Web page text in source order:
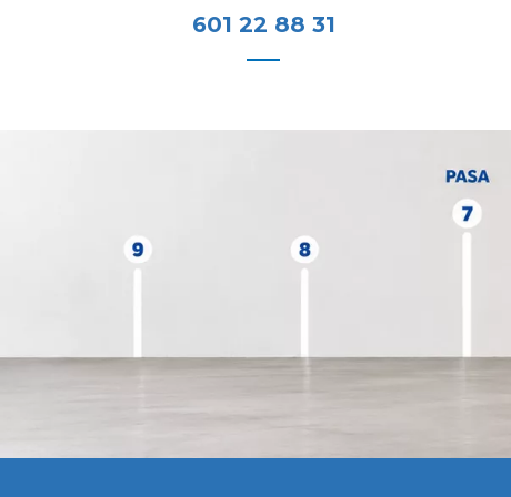
601 22 88 31